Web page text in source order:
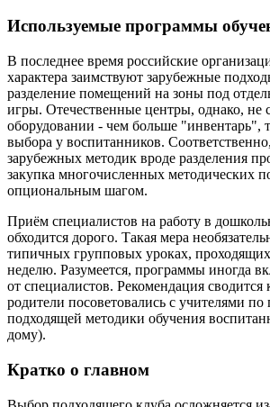
Используемые программы
В последнее время российские
характера заимствуют зарубежные
разделение помещений на зоны под
игры. Отечественные центры, однако, не
оборудовании - чем больше "инвентарь",
выбора у воспитанников.
зарубежных методик вроде разделения
закупка многочисленных методических
опциональным шагом.
Приём специалистов на работу в
обходится дорого. Такая мера
типичных групповых уроках,
неделю. Разумеется, программы иногда
от специалистов. Рекомендация сводится
родители посоветовались с учителями по
подходящей методики обучения
дому).
Кратко о главном